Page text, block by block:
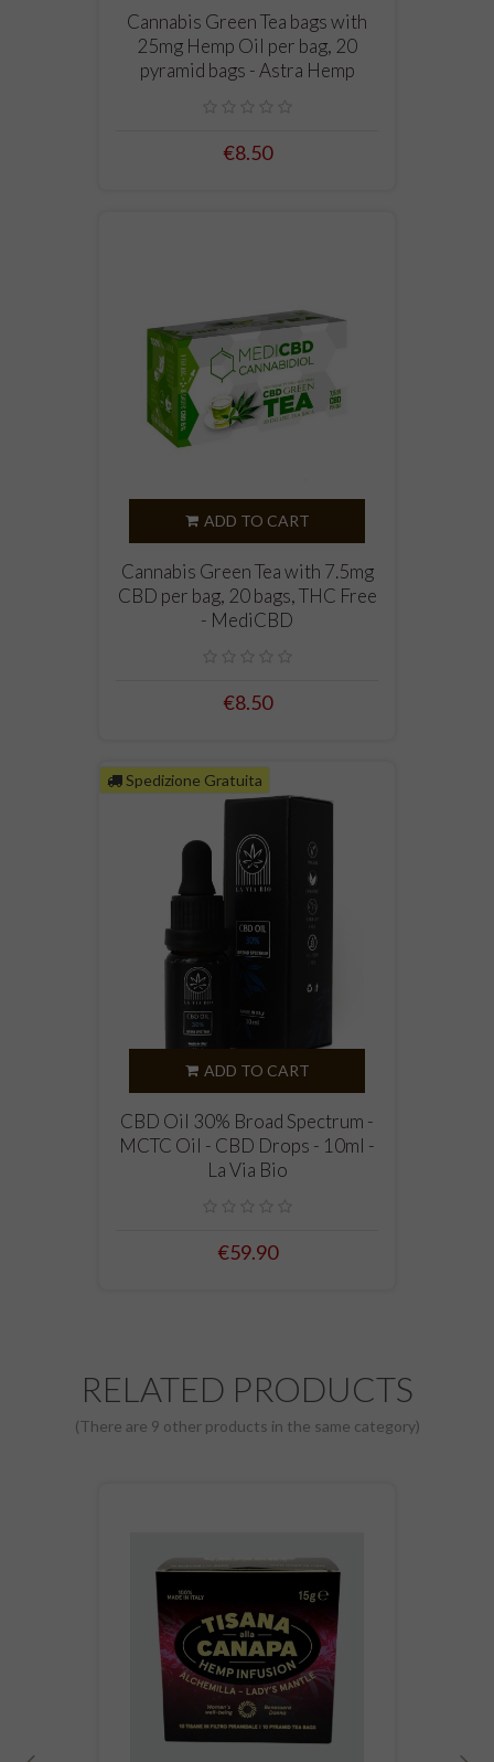
Cannabis Green Tea bags with
25mg Hemp Oil per bag, 20
pyramid bags - Astra Hemp
€8.50
ADD TO CART
Cannabis Green Tea with 7.5mg
CBD per bag, 20 bags, THC Free
- MediCBD
€8.50
Spedizione Gratuita
ADD TO CART
CBD Oil 30% Broad Spectrum -
MCTC Oil - CBD Drops - 10ml -
La Via Bio
€59.90
RELATED PRODUCTS
(There are 9 other products in the same category)